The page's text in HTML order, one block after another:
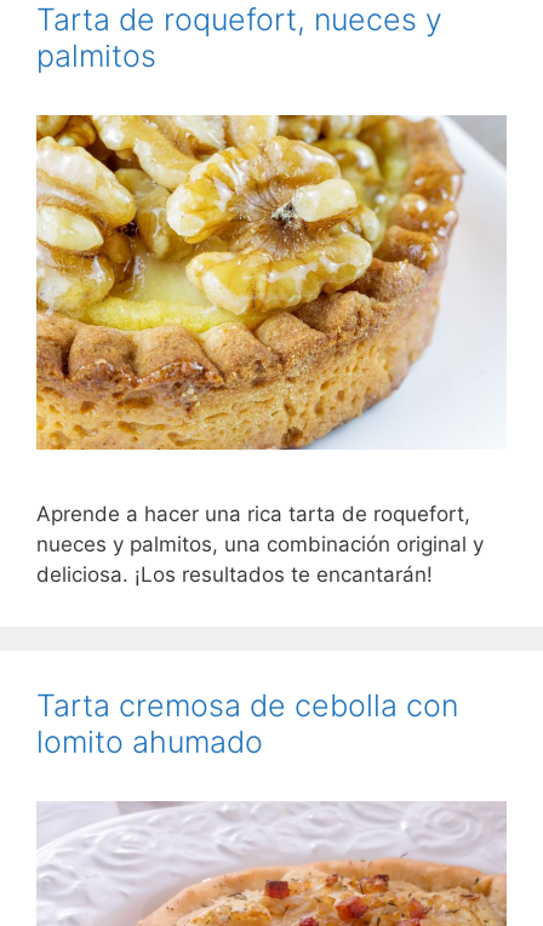
Tarta de roquefort, nueces y
palmitos
Aprende a hacer una rica tarta de roquefort,
nueces y palmitos, una combinación original y
deliciosa. ¡Los resultados te encantarán!
Tarta cremosa de cebolla con
lomito ahumado